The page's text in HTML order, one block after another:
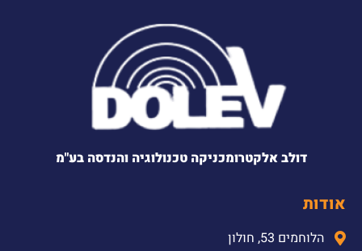
דולב אלקטרומכניקה טכנולוגיה והנדסה בע"מ
אודות
הלוחמים 53, חולון